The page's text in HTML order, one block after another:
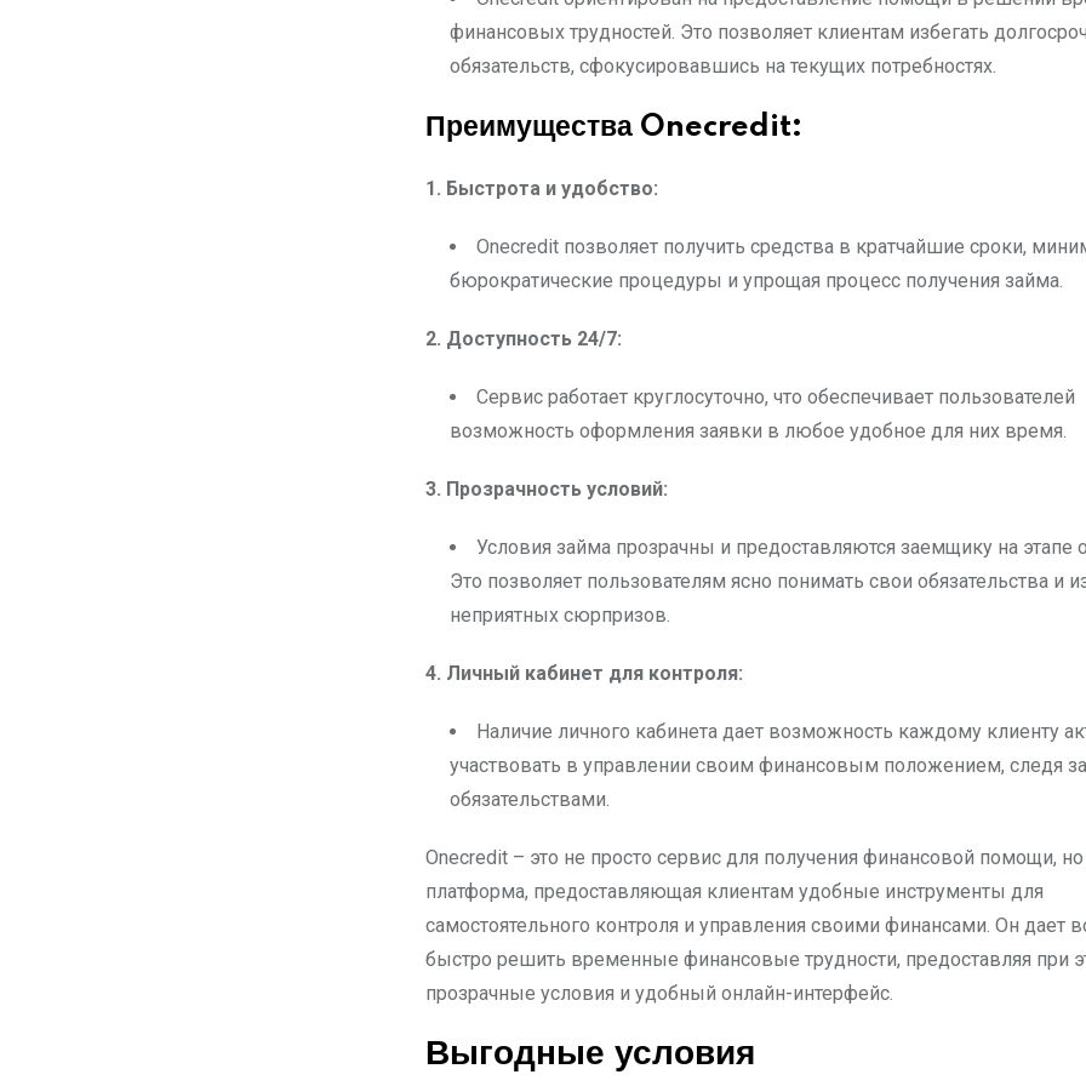
финансовых трудностей. Это позволяет клиентам избегать
обязательств, сфокусировавшись на текущих потребностях.
Преимущества Onecredit:
1. Быстрота и удобство:
Onecredit позволяет получить средства в кратчайшие сроки,
бюрократические процедуры и упрощая процесс получения займа.
2. Доступность 24/7:
Сервис работает круглосуточно, что обеспечивает пользователей
возможность оформления заявки в любое удобное для них время.
3. Прозрачность условий:
Условия займа прозрачны и предоставляются заемщику на этапе
Это позволяет пользователям ясно понимать свои обязательства и
неприятных сюрпризов.
4. Личный кабинет для контроля:
Наличие личного кабинета дает возможность каждому клиенту
участвовать в управлении своим финансовым положением, следя
обязательствами.
Onecredit – это не просто сервис для получения финансовой помощи, но
платформа, предоставляющая клиентам удобные инструменты для
самостоятельного контроля и управления своими финансами. Он дает
быстро решить временные финансовые трудности, предоставляя при
прозрачные условия и удобный онлайн-интерфейс.
Выгодные условия